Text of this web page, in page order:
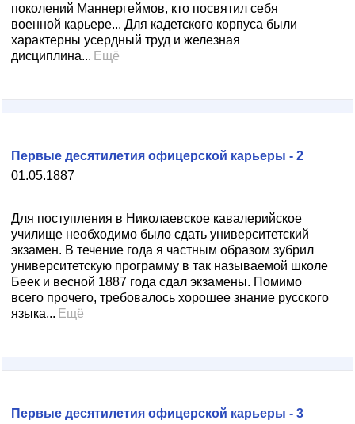
поколений Маннергеймов, кто посвятил себя
военной карьере... Для кадетского корпуса были
характерны усердный труд и железная
дисциплина... Ещё
01.05.1887
Первые десятилетия офицерской карьеры - 2
Для поступления в Николаевское кавалерийское
училище необходимо было сдать университетский
экзамен. В течение года я частным образом зубрил
университетскую программу в так называемой школе
Беек и весной 1887 года сдал экзамены. Помимо
всего прочего, требовалось хорошее знание русского
языка... Ещё
Первые десятилетия офицерской карьеры - 3